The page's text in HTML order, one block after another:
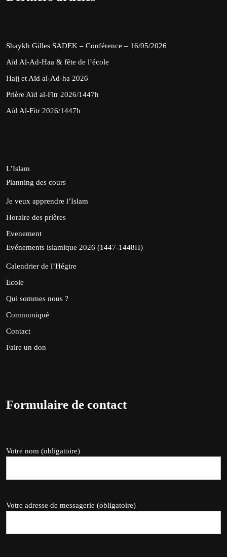
Shaykh Gilles SADEK – Conférence – 16/05/2026
Aïd Al-Ad-Haa & fête de l’école
Hajj et Aïd al-Ad-ha 2026
Prière Aïd al-Fitr 2026/1447h
Aïd Al-Fitr 2026/1447h
L’Islam
Planning des cours
Je veux apprendre l’Islam
Horaire des prières
Evenement
Evénements islamique 2026 (1447-1448H)
Calendrier de l’Hégire
Ecole
Qui sommes nous ?
Communiqué
Contact
Faire un don
Formulaire de contact
Votre nom (obligatoire)
Votre adresse de messagerie (obligatoire)